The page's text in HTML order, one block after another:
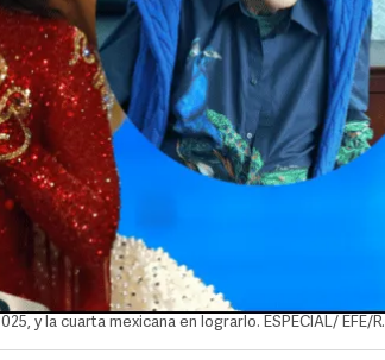
y la cuarta mexicana en lograrlo. ESPECIAL/ EFE/R.